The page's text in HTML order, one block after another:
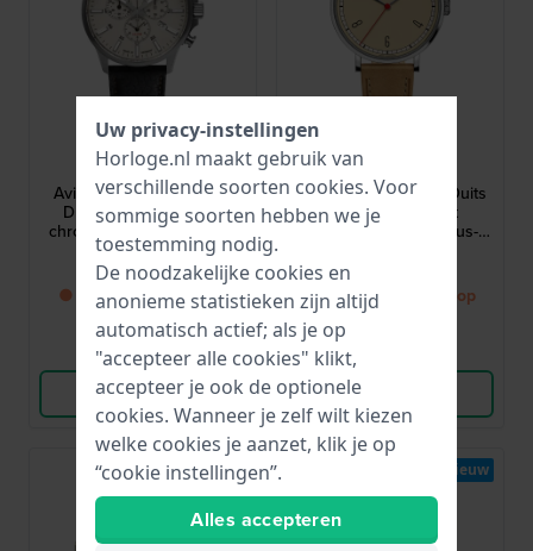
Bauhaus
2880-5
Aviation Titanium 42 mm
Duitse titanium quartz
chronograaf met Zwitsers
uurwerk
399,-
● Binnenkort weer op
voorraad
Vergelijk
Bekijk Product
WGN-003-14
Dessau 1925 38 mm Duits
quartzhorloge met
minimalistisch Bauhaus-
● Binnenkort weer op
voorraad
Bekijk Product
Nieuw
Uw privacy-instellingen
Horloge.nl maakt gebruik van
verschillende soorten cookies. Voor
sommige soorten hebben we je
toestemming nodig.
De noodzakelijke cookies en
anonieme statistieken zijn altijd
automatisch actief; als je op
"accepteer alle cookies" klikt,
accepteer je ook de optionele
cookies. Wanneer je zelf wilt kiezen
welke cookies je aanzet, klik je op
“cookie instellingen”.
Alles accepteren